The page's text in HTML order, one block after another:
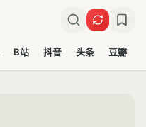
B站 抖音 头条 豆瓣